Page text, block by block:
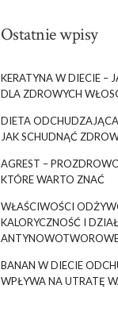
Ostatnie wpisy
KERATYNA W DIECIE –
DLA ZDROWYCH
DIETA
JAK SCHUDNĄĆ
AGREST –
KTÓRE WARTO ZNAĆ
WŁAŚCIWOŚCI
KALORYCZNOŚĆ I
BANAN W DIECIE
WPŁYWA NA UTRATĘ